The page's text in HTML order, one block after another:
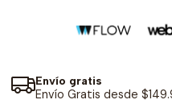
Envío gratis
Envío Gratis desde